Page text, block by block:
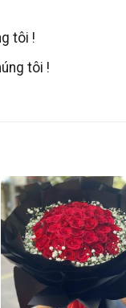
tôi !
tôi !